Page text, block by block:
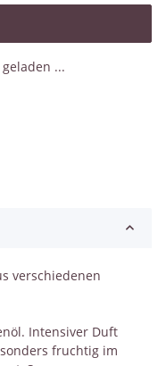
...
verschiedenen
Intensiver Duft
fruchtig im